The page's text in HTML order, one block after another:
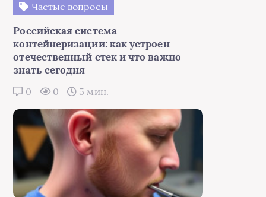
Частые вопросы
Российская система
контейнеризации: как устроен
отечественный стек и что важно
знать сегодня
0 0 5 мин.